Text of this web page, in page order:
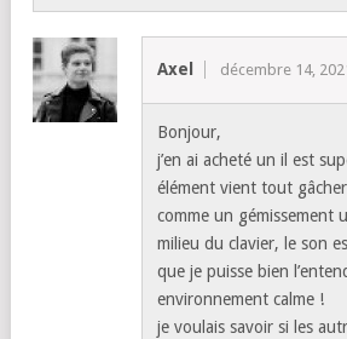
Axel décembre 14,
Bonjour,
j’en ai acheté un il est
élément vient tout
comme un gémissement
milieu du clavier, le son
que je puisse bien
environnement calme !
je voulais savoir si les